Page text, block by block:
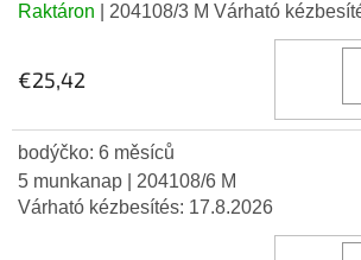
Raktáron
| 204108/3 M Várható
€25,42
bodýčko: 6 měsíců
5 munkanap
| 204108/6 M
Várható kézbesítés: 17.8.2026